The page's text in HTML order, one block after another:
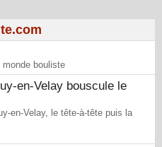
bouliste
en-Velay bouscule le
en-Velay, le tête-à-tête puis la